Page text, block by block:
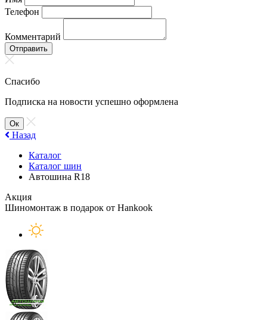
Телефон
Комментарий
Отправить
Спасибо
Подписка на новости успешно оформлена
Ок
Назад
Каталог
Каталог шин
Автошина R18
Акция
Шиномонтаж в подарок от Hankook